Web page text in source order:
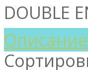
DOUBLE